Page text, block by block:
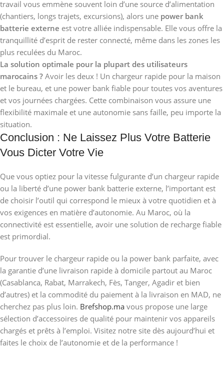
travail vous emmène souvent loin d’une source d’alimentation
(chantiers, longs trajets, excursions), alors une power bank
batterie externe est votre alliée indispensable. Elle vous offre la
tranquillité d’esprit de rester connecté, même dans les zones les
plus reculées du Maroc.
La solution optimale pour la plupart des utilisateurs
marocains ? Avoir les deux ! Un chargeur rapide pour la maison
et le bureau, et une power bank fiable pour toutes vos aventures
et vos journées chargées. Cette combinaison vous assure une
flexibilité maximale et une autonomie sans faille, peu importe la
situation.
Conclusion : Ne Laissez Plus Votre Batterie
Vous Dicter Votre Vie
Que vous optiez pour la vitesse fulgurante d’un chargeur rapide
ou la liberté d’une power bank batterie externe, l’important est
de choisir l’outil qui correspond le mieux à votre quotidien et à
vos exigences en matière d’autonomie. Au Maroc, où la
connectivité est essentielle, avoir une solution de recharge fiable
est primordial.
Pour trouver le chargeur rapide ou la power bank parfaite, avec
la garantie d’une livraison rapide à domicile partout au Maroc
(Casablanca, Rabat, Marrakech, Fès, Tanger, Agadir et bien
d’autres) et la commodité du paiement à la livraison en MAD, ne
cherchez pas plus loin. Brefshop.ma vous propose une large
sélection d’accessoires de qualité pour maintenir vos appareils
chargés et prêts à l’emploi. Visitez notre site dès aujourd’hui et
faites le choix de l’autonomie et de la performance !